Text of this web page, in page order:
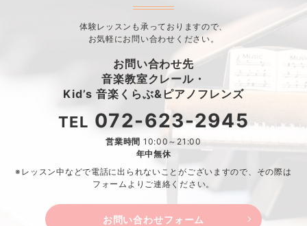
体験レッスンも承っておりますので、
お気軽にお問い合わせください。
お問い合わせ先
音楽教室クレール・
Kid’s 音楽くらぶ&ピアノフレンズ
TEL 072-623-2945
営業時間 10:00～21:00
年中無休
※レッスン中などで電話に出られないことがございますので、 その際は
フォームよりご連絡ください。
お問い合わせフォーム